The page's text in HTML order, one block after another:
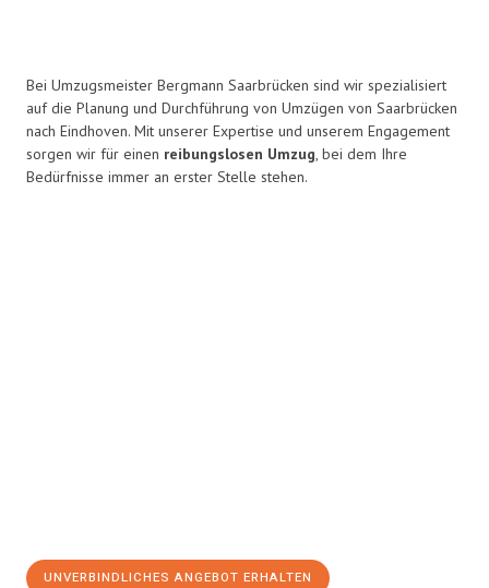
Bei Umzugsmeister Bergmann Saarbrücken sind wir spezialisiert
auf die Planung und Durchführung von Umzügen von Saarbrücken
nach Eindhoven. Mit unserer Expertise und unserem Engagement
sorgen wir für einen reibungslosen Umzug, bei dem Ihre
Bedürfnisse immer an erster Stelle stehen.
UNVERBINDLICHES ANGEBOT ERHALTEN